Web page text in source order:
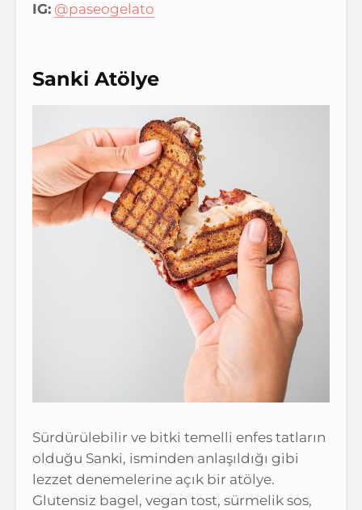
IG: @paseogelato
Sanki Atölye
Sürdürülebilir ve bitki temelli enfes tatların
olduğu Sanki, isminden anlaşıldığı gibi
lezzet denemelerine açık bir atölye.
Glutensiz bagel, vegan tost, sürmelik sos,